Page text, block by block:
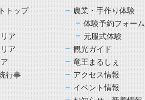
トップ
ア
ア
行事
農業・手作り体験
体験予約フォーム
元服式体験
観光ガイド
竜王まるしぇ
アクセス情報
イベント情報